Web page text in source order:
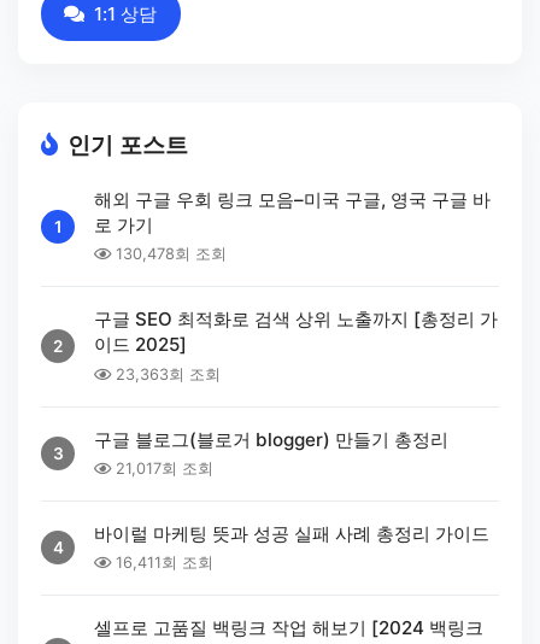
1:1 상담
인기 포스트
1
해외 구글 우회 링크 모음–미국 구글, 영국 구글 바
로 가기
130,478회 조회
2
구글 SEO 최적화로 검색 상위 노출까지 [총정리 가
이드 2025]
23,363회 조회
3
구글 블로그(블로거 blogger) 만들기 총정리
21,017회 조회
4
바이럴 마케팅 뜻과 성공 실패 사례 총정리 가이드
16,411회 조회
셀프로 고품질 백링크 작업 해보기 [2024 백링크